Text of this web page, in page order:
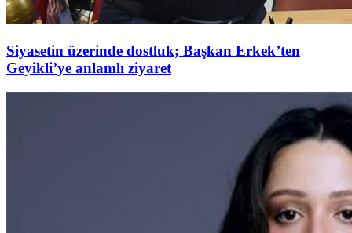
Siyasetin üzerinde dostluk; Başkan Erkek’ten
Geyikli’ye anlamlı ziyaret